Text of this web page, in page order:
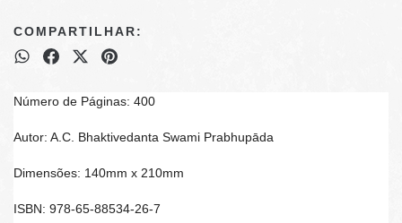
COMPARTILHAR:
Número de Páginas: 400
Autor: A.C. Bhaktivedanta Swami Prabhupāda
Dimensões: 140mm x 210mm
ISBN: 978-65-88534-26-7